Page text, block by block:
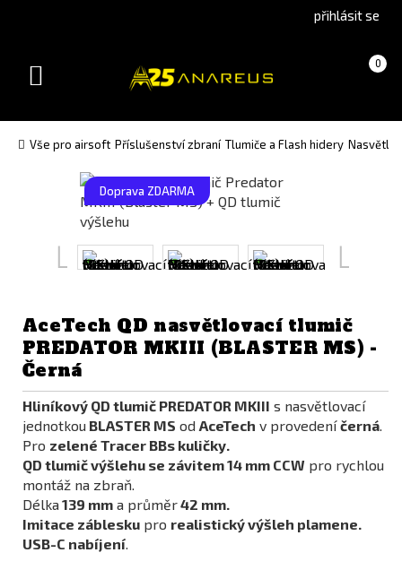
version(Slovak)
přihlásit se
Košík 0
(prázdný)
Toggle
Vše pro airsoft Příslušenství zbraní Tlumiče a Flash hidery
Doprava ZDARMA
AceTech QD nasvětlovací tlumič
PREDATOR MKIII (BLASTER MS) -
Černá
Hliníkový QD tlumič PREDATOR MKIII s nasvětlovací
jednotkou BLASTER MS od AceTech v provedeníčerná.
Pro zelené Tracer BBs kuličky.
QD tlumič výšlehu se závitem 14 mm CCW pro rychlou
montáž na zbraň.
Délka 139 mm a průměr42 mm.
Imitace záblesku pro realistický výšleh plamene.
USB-C nabíjení.